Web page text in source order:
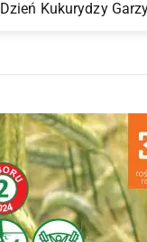
Dzień Kukurydzy